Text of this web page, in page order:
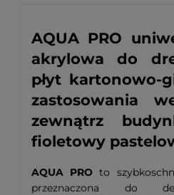
AQUA PRO
akrylowa do
płyt kartonowo-
zastosowania
zewnątrz
fioletowy
AQUA PRO to
przeznaczona do